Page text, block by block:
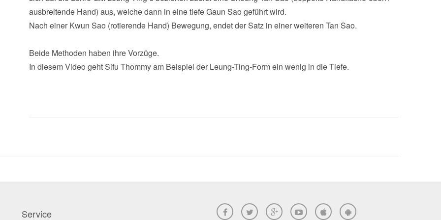
ausbreitende Hand) aus, welche dann in eine tiefe Gaun Sao geführt wird.
Nach einer Kwun Sao (rotierende Hand) Bewegung, endet der Satz in einer weiteren Tan Sao.
Beide Methoden haben ihre Vorzüge.
In diesem Video geht Sifu Thommy am Beispiel der Leung-Ting-Form ein wenig in die Tiefe.
Service